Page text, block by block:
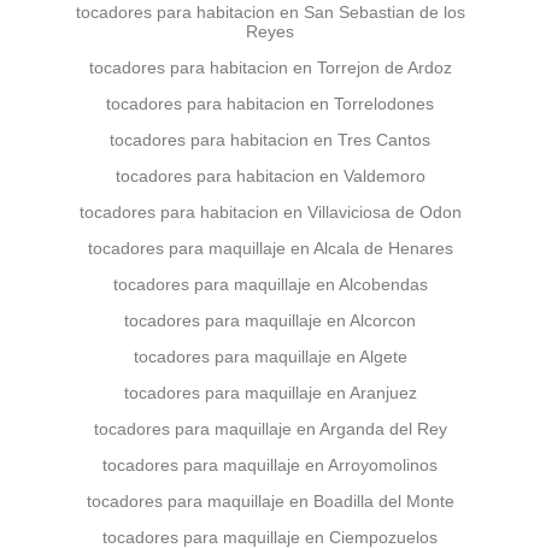
tocadores para habitacion en San Sebastian de los
Reyes
tocadores para habitacion en Torrejon de Ardoz
tocadores para habitacion en Torrelodones
tocadores para habitacion en Tres Cantos
tocadores para habitacion en Valdemoro
tocadores para habitacion en Villaviciosa de Odon
tocadores para maquillaje en Alcala de Henares
tocadores para maquillaje en Alcobendas
tocadores para maquillaje en Alcorcon
tocadores para maquillaje en Algete
tocadores para maquillaje en Aranjuez
tocadores para maquillaje en Arganda del Rey
tocadores para maquillaje en Arroyomolinos
tocadores para maquillaje en Boadilla del Monte
tocadores para maquillaje en Ciempozuelos